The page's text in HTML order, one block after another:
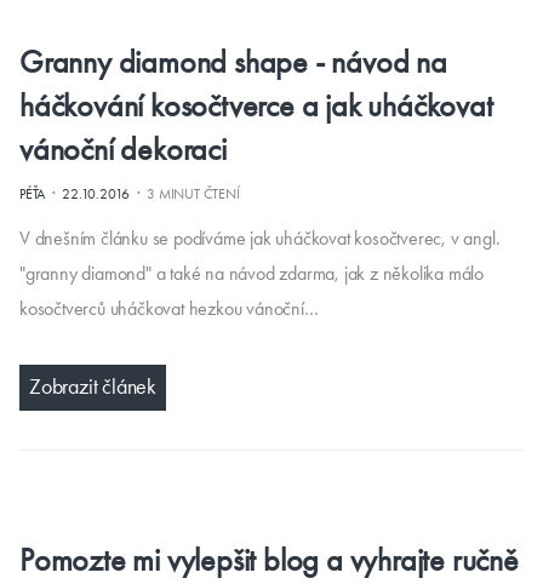
Granny diamond shape - návod na
háčkování kosočtverce a jak uháčkovat
vánoční dekoraci
PÉŤA· 22.10.2016 · 3 MINUT ČTENÍ
V dnešním článku se podíváme jak uháčkovat kosočtverec, v angl.
"granny diamond" a také na návod zdarma, jak z několika málo
kosočtverců uháčkovat hezkou vánoční…
Zobrazit článek
Pomozte mi vylepšit blog a vyhrajte ručně